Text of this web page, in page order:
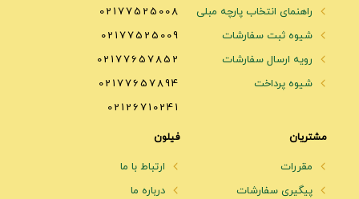
راهنمای انتخاب پارچه مبلی
شیوه ثبت سفارشات
رویه ارسال سفارشات
شیوه پرداخت
02177525008
02177525009
02177657852
02177657894
02126710241
مشتریان
مقررات
پیگیری سفارشات
فیلون
ارتباط با ما
درباره ما